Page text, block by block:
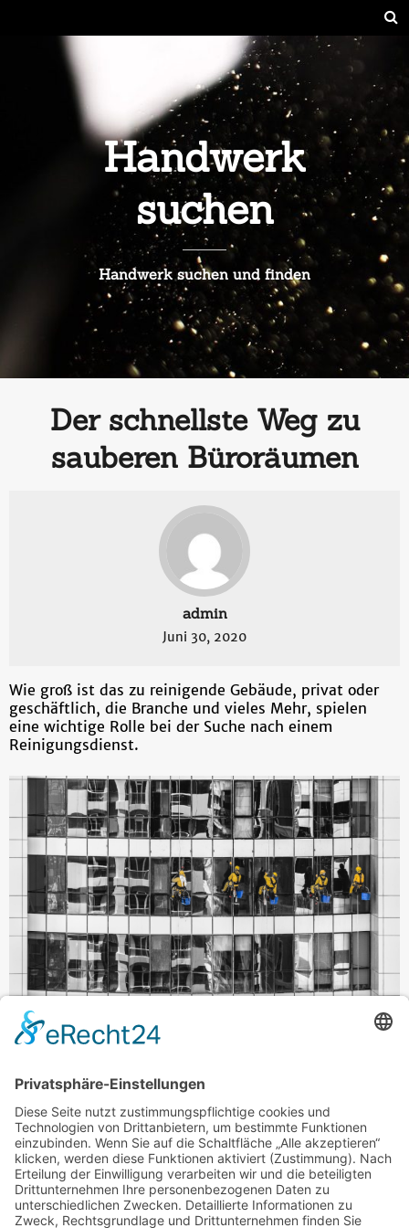
Handwerk
suchen
Handwerk suchen und finden
Der schnellste Weg zu
sauberen Büroräumen
admin
Juni 30, 2020
Wie groß ist das zu reinigende Gebäude, privat oder
geschäftlich, die Branche und vieles Mehr, spielen
eine wichtige Rolle bei der Suche nach einem
Reinigungsdienst.
Eineprofessionelle Gebäudereinigung
Weiterhin sollte man eine gewisse Vorstellung haben,
was alles gereinigt werden sollte. Natürlich wird Ihnen
eineReinigungsfirma mit deren Angebotspaletten
helfen können. Nehmen Sie die Basisleistung wahr
oder doch noch zusätzliche Inklusivleistungen.